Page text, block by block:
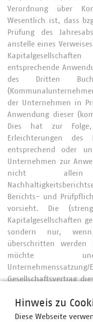
Verordnung über
Wesentlich ist, dass
Prüfung des
anstelle eines
entsprechende
des Dritten
der Unternehmen in
Anwendung dieser
Dies hat zur Folge,
Erleichterungen
entsprechend oder
Unternehmen zur
nicht
Berichts- und
vorsieht. Die
Kapitalgesellschaften
sondern nur, wenn
überschritten
Gesellschaftsvertrag
Rechtsform, die die
Kapitalgesellschaft
Hinweis zu
Diese Webseite